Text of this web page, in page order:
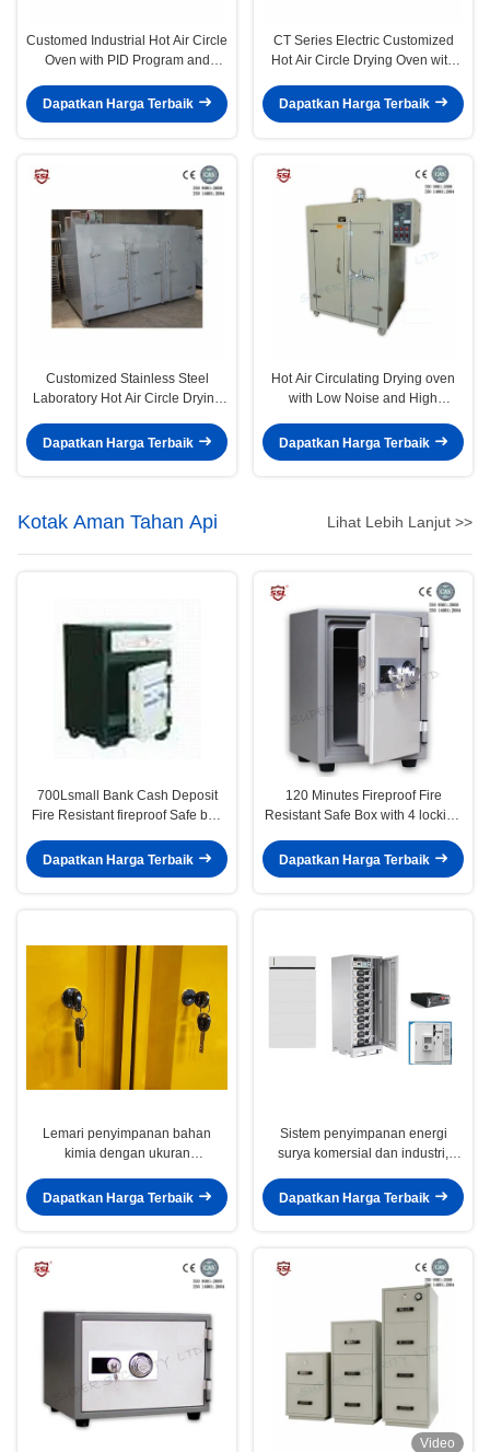
Customed Industrial Hot Air Circle
Oven with PID Program and
Dapatkan Harga Terbaik
CT Series Electric Customized
Hot Air Circle Drying Oven with
Dapatkan Harga Terbaik
Customized Stainless Steel
Laboratory Hot Air Circle Drying
Dapatkan Harga Terbaik
Hot Air Circulating Drying oven
with Low Noise and High
Dapatkan Harga Terbaik
Kotak Aman Tahan Api Lihat Lebih Lanjut >>
700Lsmall Bank Cash Deposit
Fire Resistant fireproof Safe box
+ 1 Drawer
Dapatkan Harga Terbaik
120 Minutes Fireproof Fire
Resistant Safe Box with 4 locking
Dapatkan Harga Terbaik
Lemari penyimpanan bahan
kimia dengan ukuran
dan 109x86x165CM untuk
penyimpanan bahan berbahaya
Dapatkan Harga Terbaik
Sistem penyimpanan energi
surya komersial dan industri,
penyimpanan energi baterai
Dapatkan Harga Terbaik
Video